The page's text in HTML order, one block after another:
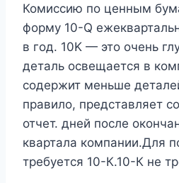
Комиссию по ценным
форму 10-Q
в год. 10K — это очень
деталь освещается в
содержит меньше
правило, представляет
отчет. дней после
квартала компании.Для
требуется 10-К.10-К не